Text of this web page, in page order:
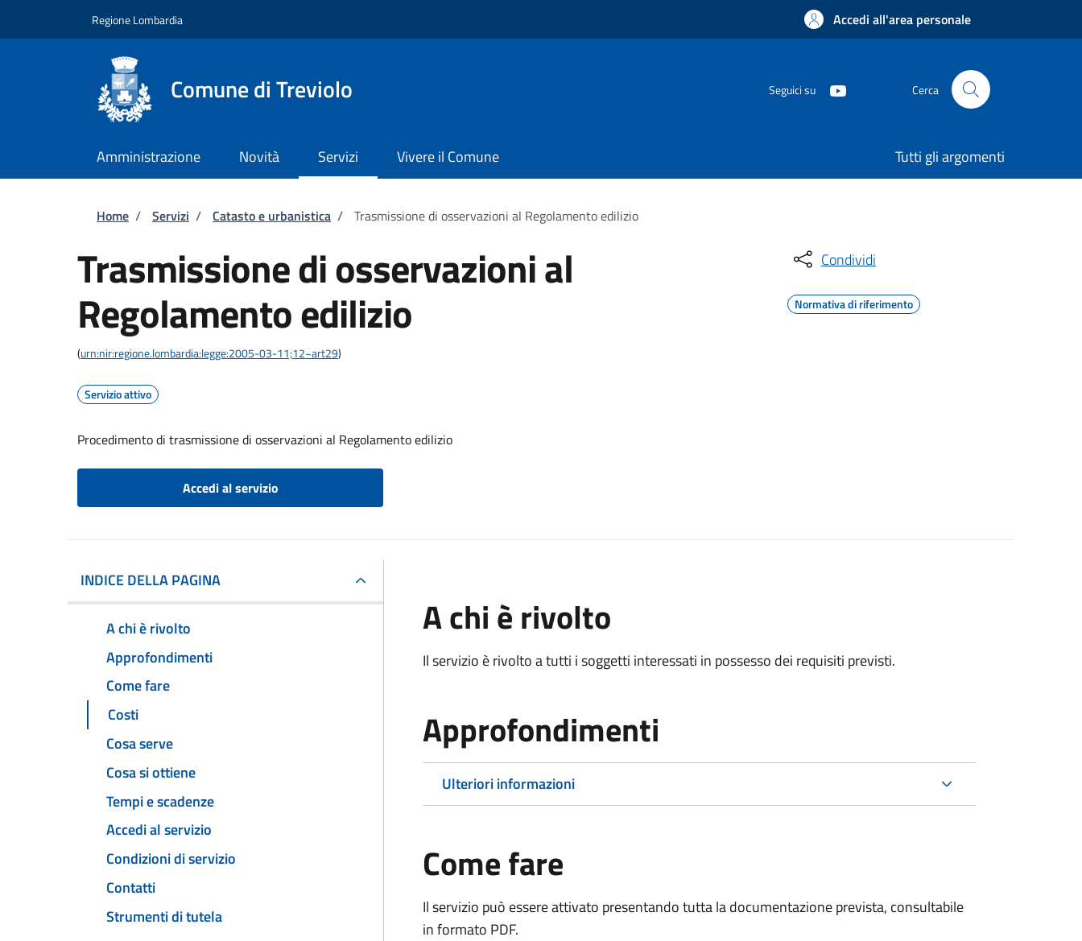
Regione Lombardia Accedi all'area personale
Comune di Treviolo Seguici su Cerca
Amministrazione Novità Servizi Vivere il Comune Tutti gli argomenti
Briciole di pane
Home / Servizi / Catasto e urbanistica / Trasmissione di osservazioni al Regolamento edilizio
Trasmissione di osservazioni al
Regolamento edilizio
(urn:nir:regione.lombardia:legge:2005-03-11;12~art29)
Servizio attivo
Procedimento di trasmissione di osservazioni al Regolamento edilizio
Accedi al servizio
Condividi
Normativa di riferimento
INDICE DELLA PAGINA
A chi è rivolto
Approfondimenti
Come fare
Costi
Cosa serve
Cosa si ottiene
Tempi e scadenze
Accedi al servizio
Condizioni di servizio
Contatti
Strumenti di tutela
A chi è rivolto
Il servizio è rivolto a tutti i soggetti interessati in possesso dei requisiti previsti.
Approfondimenti
Ulteriori informazioni
Come fare
Il servizio può essere attivato presentando tutta la documentazione prevista, consultabile
in formato PDF.